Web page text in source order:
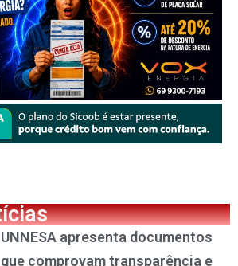
UNNESA apresenta documentos
que comprovam transparência e